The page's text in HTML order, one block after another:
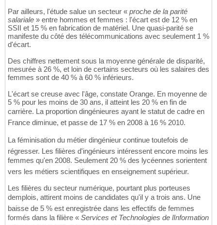
Par ailleurs, l'étude salue un secteur « proche de la parité
salariale » entre hommes et femmes : l'écart est de 12 % en
SSII et 15 % en fabrication de matériel. Une quasi-parité se
manifeste du côté des télécommunications avec seulement 1 %
d'écart.
Des chiffres nettement sous la moyenne générale de disparité,
mesurée à 26 %, et loin de certains secteurs où les salaires des
femmes sont de 40 % à 60 % inférieurs.
L'écart se creuse avec l'âge, constate Orange. En moyenne de
5 % pour les moins de 30 ans, il atteint les 20 % en fin de
carrière. La proportion dingénieures ayant le statut de cadre en
France diminue, et passe de 17 % en 2008 à 16 % 2010.
La féminisation du métier dingénieur continue toutefois de
régresser. Les filières d'ingénieurs intéressent encore moins les
femmes qu'en 2008. Seulement 20 % des lycéennes sorientent
vers les métiers scientifiques en enseignement supérieur.
Les filières du secteur numérique, pourtant plus porteuses
demplois, attirent moins de candidates qu'il y a trois ans. Une
baisse de 5 % est enregistrée dans les effectifs de femmes
formés dans la filière « Services et Technologies de lInformation